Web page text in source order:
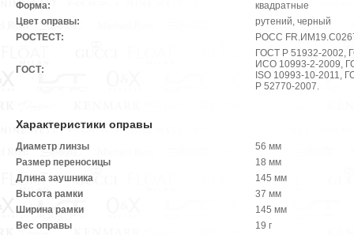
Форма:
квадратные
Цвет оправы:
рутений, черный
РОСТЕСТ:
РОСС
ГОСТ:
ГОСТ Р 51932-2002,
ИСО 10993-2-2009,
ISO 10993-10-2011,
Р 52770-2007.
Характеристики оправы
Диаметр линзы
56 мм
Размер переносицы
18 мм
Длина заушника
145 мм
Высота рамки
37 мм
Ширина рамки
145 мм
Вес оправы
19 г